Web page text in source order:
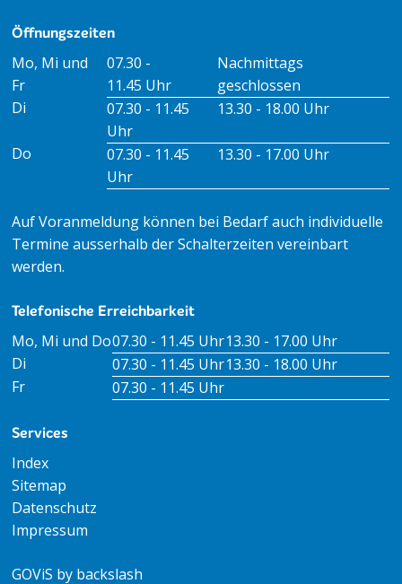
Öffnungszeiten
Öffnungszeiten Vormittag Öffnungszeiten
Mo, Mi und
Fr
07.30 -
11.45 Uhr
Nachmittags
geschlossen
Di
07.30 - 11.45
Uhr
13.30 - 18.00 Uhr
Do
07.30 - 11.45
Uhr
13.30 - 17.00 Uhr
Auf Voranmeldung können bei Bedarf auch individuelle
Termine ausserhalb der Schalterzeiten vereinbart
werden.
Telefonische Erreichbarkeit
Tag Öffnungszeiten VormittagÖffnungszeiten
Mo, Mi und Do07.30 - 11.45 Uhr13.30 - 17.00 Uhr
Di
07.30 - 11.45 Uhr13.30 - 18.00 Uhr
Fr
07.30 - 11.45 Uhr
Services
Index
Sitemap
Datenschutz
Impressum
GOViS by backslash